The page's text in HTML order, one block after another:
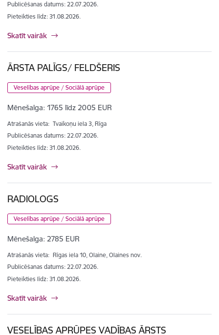
Publicēšanas datums: 22.07.2026.
Pieteikties līdz: 31.08.2026.
Skatīt vairāk
ĀRSTA PALĪGS/ FELDŠERIS
Veselības aprūpe / Sociālā aprūpe
Mēnešalga: 1765 līdz 2005 EUR
Atrašanās vieta: Tvaikoņu iela 3, Rīga
Publicēšanas datums: 22.07.2026.
Pieteikties līdz: 31.08.2026.
Skatīt vairāk
RADIOLOGS
Veselības aprūpe / Sociālā aprūpe
Mēnešalga: 2785 EUR
Atrašanās vieta: Rīgas iela 10, Olaine, Olaines nov.
Publicēšanas datums: 22.07.2026.
Pieteikties līdz: 31.08.2026.
Skatīt vairāk
VESELĪBAS APRŪPES VADĪBAS ĀRSTS